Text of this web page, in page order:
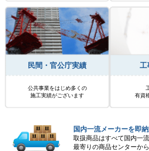
民間・官公庁実績
公共事業をはじめ多くの
施工実績がございます
工
有資
国内一流メーカーを即
取扱商品はすべて国内一
最寄りの商品センターから